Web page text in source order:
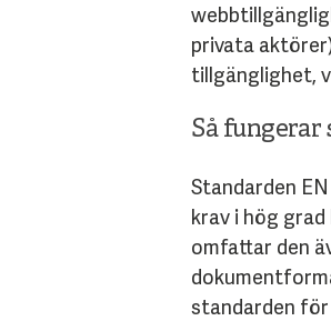
privata
tillgänglighet,
Så fungerar
Standarden
krav i hög
omfattar den
standarden för